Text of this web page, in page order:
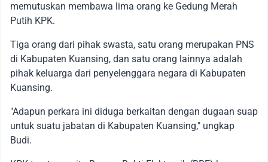
memutuskan membawa lima orang ke Gedung Merah
Putih KPK.
Tiga orang dari pihak swasta, satu orang merupakan PNS
di Kabupaten Kuansing, dan satu orang lainnya adalah
pihak keluarga dari penyelenggara negara di Kabupaten
Kuansing.
"Adapun perkara ini diduga berkaitan dengan dugaan suap
untuk suatu jabatan di Kabupaten Kuansing," ungkap
Budi.